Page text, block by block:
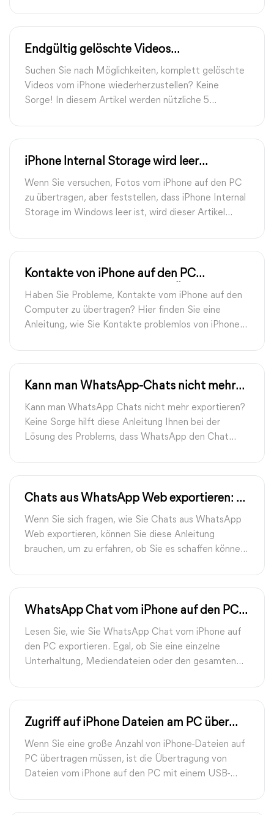
Endgültig gelöschte Videos
wiederherstellen vom iPhone: 5 Wege
Suchen Sie nach Möglichkeiten, komplett gelöschte
Videos vom iPhone wiederherzustellen? Keine
Sorge! In diesem Artikel werden nützliche 5
iPhone Internal Storage wird leer
angezeigt? 8 effektive Lösungen!
Wenn Sie versuchen, Fotos vom iPhone auf den PC
zu übertragen, aber feststellen, dass iPhone Internal
Storage im Windows leer ist, wird dieser Artikel
Kontakte von iPhone auf den PC
übertragen: 5 Methoden im Überblick
Haben Sie Probleme, Kontakte vom iPhone auf den
Computer zu übertragen? Hier finden Sie eine
Anleitung, wie Sie Kontakte problemlos von iPhone
Kann man WhatsApp-Chats nicht mehr
exportieren: was tun?
Kann man WhatsApp Chats nicht mehr exportieren?
Keine Sorge hilft diese Anleitung Ihnen bei der
Lösung des Problems, dass WhatsApp den Chat
Chats aus WhatsApp Web exportieren: 2
Möglichkeiten
Wenn Sie sich fragen, wie Sie Chats aus WhatsApp
Web exportieren, können Sie diese Anleitung
brauchen, um zu erfahren, ob Sie es schaffen können
WhatsApp Chat vom iPhone auf den PC
exportieren: so geht´s
Lesen Sie, wie Sie WhatsApp Chat vom iPhone auf
den PC exportieren. Egal, ob Sie eine einzelne
Unterhaltung, Mediendateien oder den gesamten
Zugriff auf iPhone Dateien am PC über
USB-Kabel: 3 Möglichkeiten
Wenn Sie eine große Anzahl von iPhone-Dateien auf
PC übertragen müssen, ist die Übertragung von
Dateien vom iPhone auf den PC mit einem USB-